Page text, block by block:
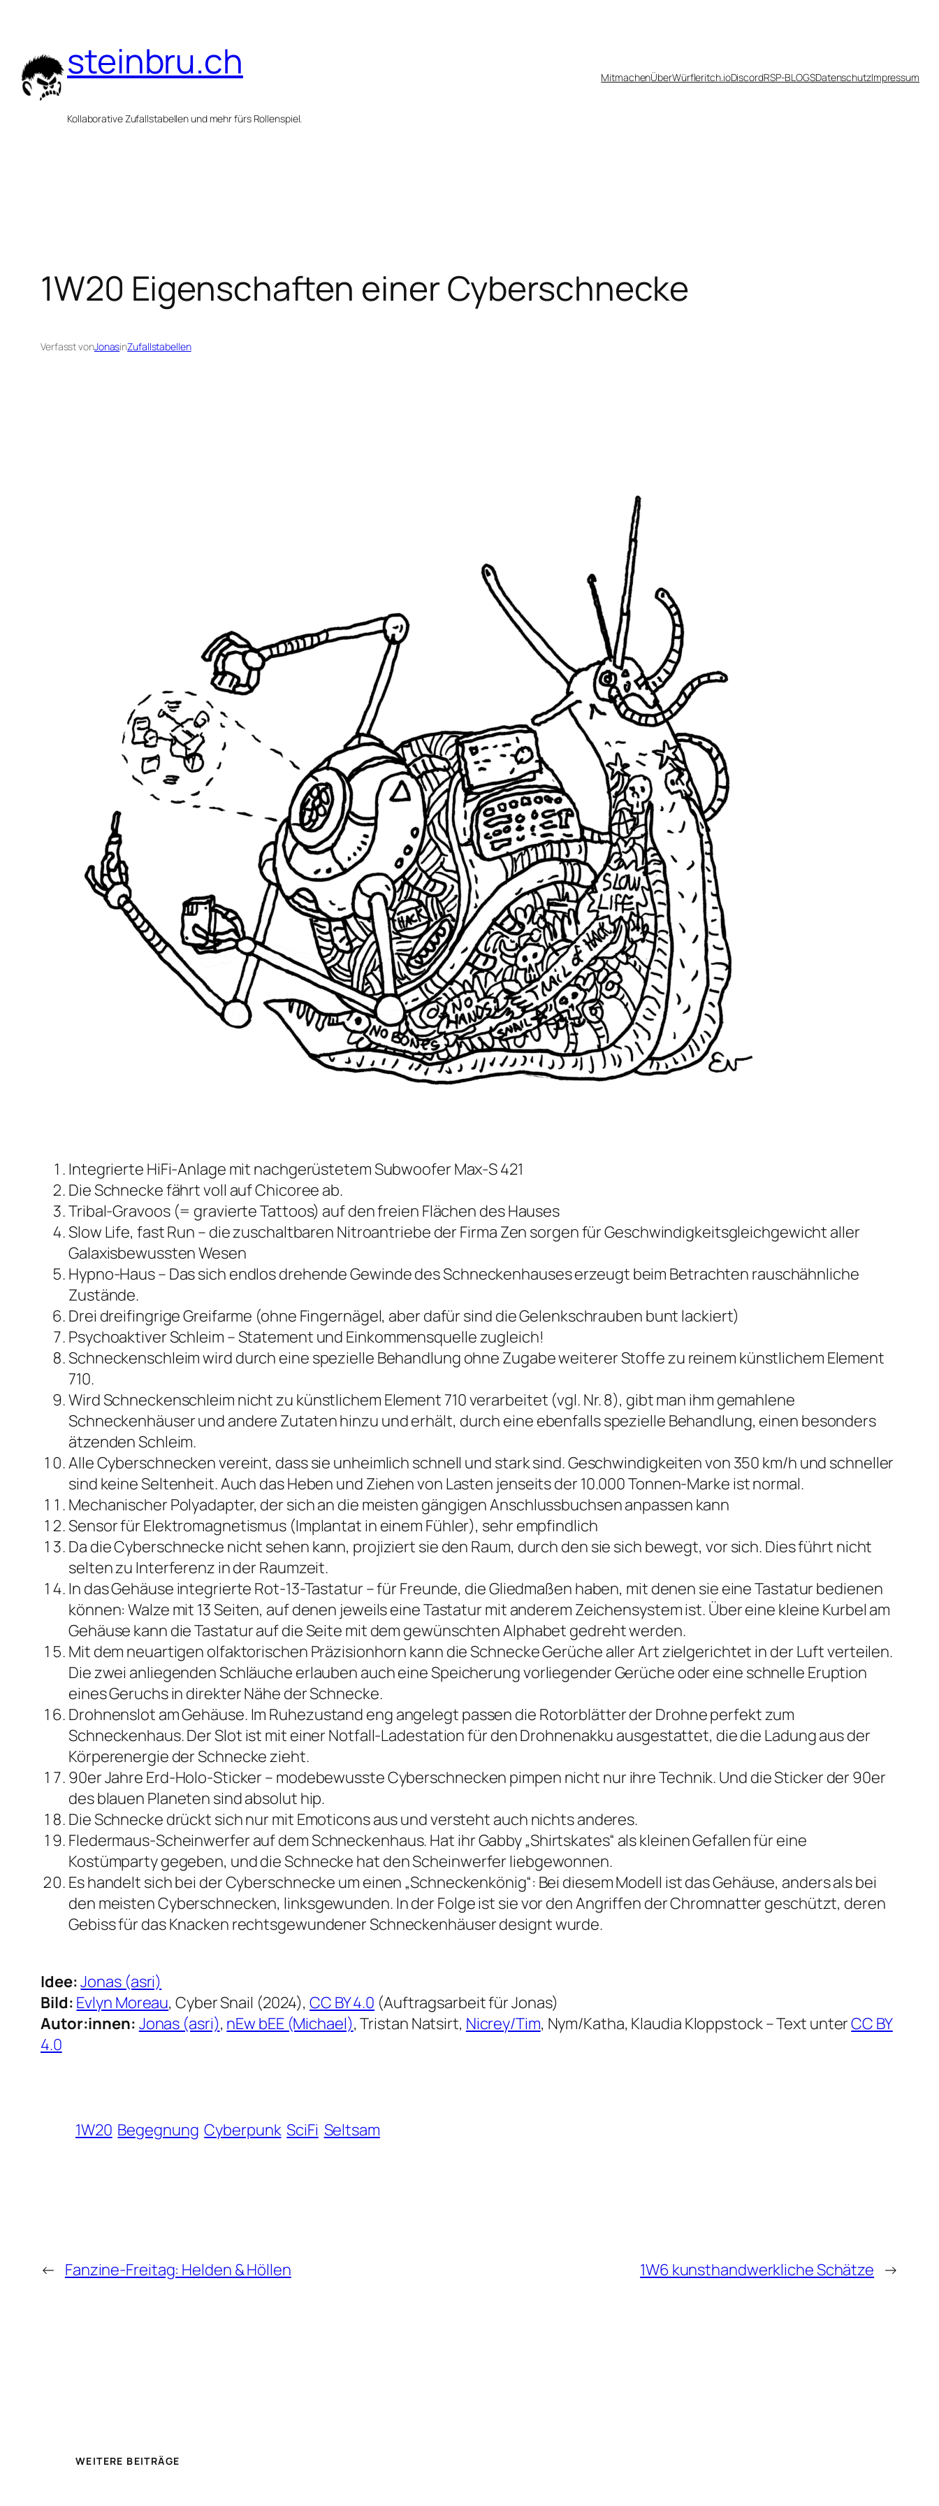
springen steinbru.ch
Kollaborative Zufallstabellen und mehr fürs Rollenspiel.
MitmachenÜberWürfleritch.ioDiscordRSP-BLOGSDatenschutzImpressum
1W20 Eigenschaften einer Cyberschnecke
Verfasst vonJonasinZufallstabellen
Integrierte HiFi-Anlage mit nachgerüstetem Subwoofer Max-S 421
Die Schnecke fährt voll auf Chicoree ab.
Tribal-Gravoos (= gravierte Tattoos) auf den freien Flächen des Hauses
Slow Life, fast Run – die zuschaltbaren Nitroantriebe der Firma Zen sorgen für Geschwindigkeitsgleichgewicht aller
Galaxisbewussten Wesen
Hypno-Haus – Das sich endlos drehende Gewinde des Schneckenhauses erzeugt beim Betrachten rauschähnliche
Zustände.
Drei dreifingrige Greifarme (ohne Fingernägel, aber dafür sind die Gelenkschrauben bunt lackiert)
Psychoaktiver Schleim – Statement und Einkommensquelle zugleich!
Schneckenschleim wird durch eine spezielle Behandlung ohne Zugabe weiterer Stoffe zu reinem künstlichem Element
710.
Wird Schneckenschleim nicht zu künstlichem Element 710 verarbeitet (vgl. Nr. 8), gibt man ihm gemahlene
Schneckenhäuser und andere Zutaten hinzu und erhält, durch eine ebenfalls spezielle Behandlung, einen besonders
ätzenden Schleim.
Alle Cyberschnecken vereint, dass sie unheimlich schnell und stark sind. Geschwindigkeiten von 350 km/h und schneller
sind keine Seltenheit. Auch das Heben und Ziehen von Lasten jenseits der 10.000 Tonnen-Marke ist normal.
Mechanischer Polyadapter, der sich an die meisten gängigen Anschlussbuchsen anpassen kann
Sensor für Elektromagnetismus (Implantat in einem Fühler), sehr empfindlich
Da die Cyberschnecke nicht sehen kann, projiziert sie den Raum, durch den sie sich bewegt, vor sich. Dies führt nicht
selten zu Interferenz in der Raumzeit.
In das Gehäuse integrierte Rot-13-Tastatur – für Freunde, die Gliedmaßen haben, mit denen sie eine Tastatur bedienen
können: Walze mit 13 Seiten, auf denen jeweils eine Tastatur mit anderem Zeichensystem ist. Über eine kleine Kurbel am
Gehäuse kann die Tastatur auf die Seite mit dem gewünschten Alphabet gedreht werden.
Mit dem neuartigen olfaktorischen Präzisionhorn kann die Schnecke Gerüche aller Art zielgerichtet in der Luft verteilen.
Die zwei anliegenden Schläuche erlauben auch eine Speicherung vorliegender Gerüche oder eine schnelle Eruption
eines Geruchs in direkter Nähe der Schnecke.
Drohnenslot am Gehäuse. Im Ruhezustand eng angelegt passen die Rotorblätter der Drohne perfekt zum
Schneckenhaus. Der Slot ist mit einer Notfall-Ladestation für den Drohnenakku ausgestattet, die die Ladung aus der
Körperenergie der Schnecke zieht.
90er Jahre Erd-Holo-Sticker – modebewusste Cyberschnecken pimpen nicht nur ihre Technik. Und die Sticker der 90er
des blauen Planeten sind absolut hip.
Die Schnecke drückt sich nur mit Emoticons aus und versteht auch nichts anderes.
Fledermaus-Scheinwerfer auf dem Schneckenhaus. Hat ihr Gabby „Shirtskates“ als kleinen Gefallen für eine
Kostümparty gegeben, und die Schnecke hat den Scheinwerfer liebgewonnen.
Es handelt sich bei der Cyberschnecke um einen „Schneckenkönig“: Bei diesem Modell ist das Gehäuse, anders als bei
den meisten Cyberschnecken, linksgewunden. In der Folge ist sie vor den Angriffen der Chromnatter geschützt, deren
Gebiss für das Knacken rechtsgewundener Schneckenhäuser designt wurde.
Idee:Jonas (asri)
Bild: Evlyn Moreau, Cyber Snail (2024),CC BY 4.0 (Auftragsarbeit für Jonas)
Autor:innen: Jonas (asri), nEw bEE (Michael), Tristan Natsirt, Nicrey/Tim, Nym/Katha, Klaudia Kloppstock – Text unterCC BY
4.0
1W20 Begegnung Cyberpunk SciFi Seltsam
← Fanzine-Freitag: Helden & Höllen 1W6 kunsthandwerkliche Schätze →
WEITERE BEITRÄGE